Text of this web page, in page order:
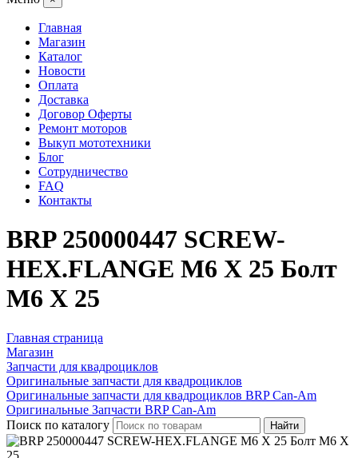
Главная
Магазин
Каталог
Новости
Оплата
Доставка
Договор Оферты
Ремонт моторов
Выкуп мототехники
Блог
Сотрудничество
FAQ
Контакты
BRP 250000447 SCREW-
HEX.FLANGE M6 X 25 Болт
M6 X 25
Главная страница
Магазин
Запчасти для квадроциклов
Оригинальные запчасти для квадроциклов
Оригинальные запчасти для квадроциклов BRP Can-Am
Оригинальные Запчасти BRP Can-Am
Поиск по каталогу
Найти